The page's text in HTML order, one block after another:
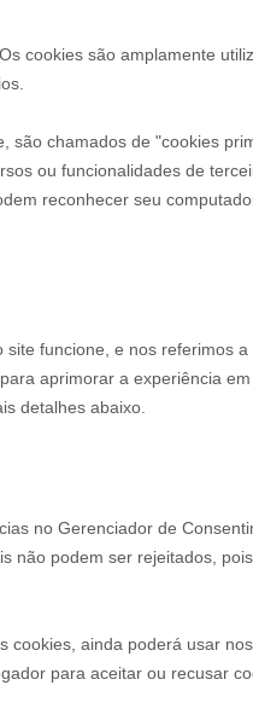
cookies são amplamente
são chamados de "cookies
ou funcionalidades de
reconhecer seu
funcione, e nos referimos
aprimorar a experiência
detalhes abaixo.
no Gerenciador de
não podem ser rejeitados,
cookies, ainda poderá usar
para aceitar ou recusar